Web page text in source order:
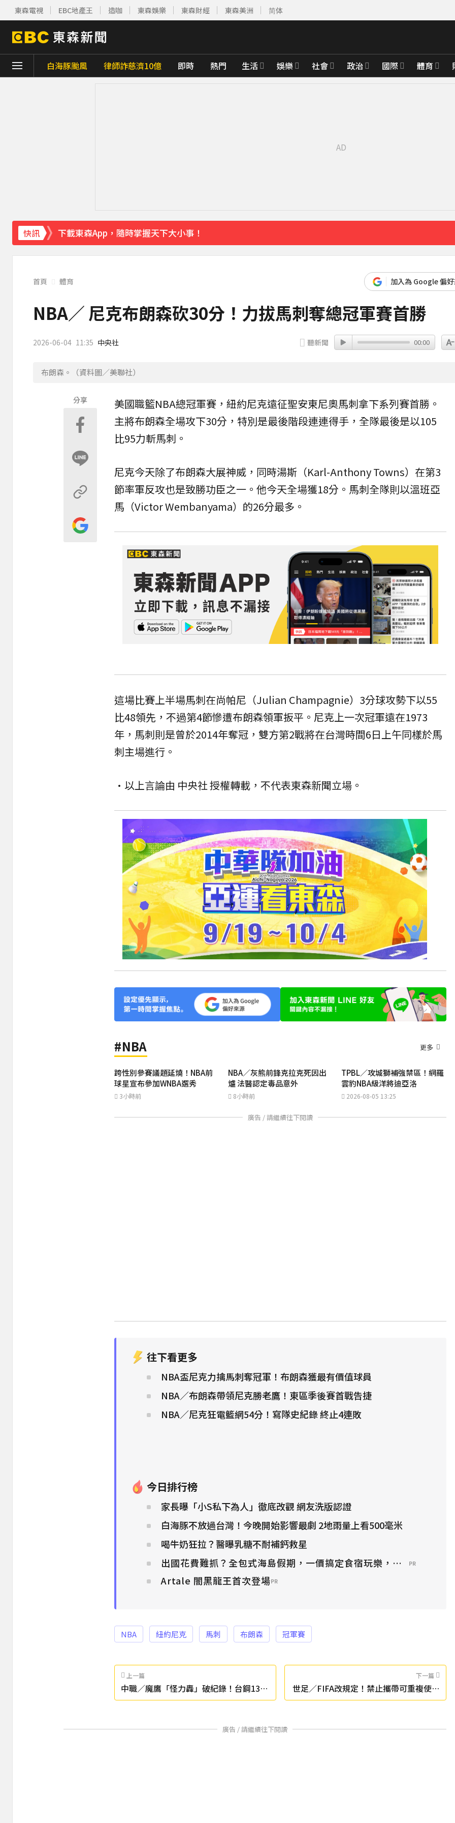
東森電視 EBC地產王 造咖 東森娛樂 東森財經 東森美洲 简体
白海豚颱風 律師詐慈濟10億 即時 熱門 生活 娛樂 社會 政治 國際 體育
快訊
下載東森App，隨時掌握天下大小事！
《理財達人秀》X 安聯投信免費講座報名中！搶先卡位 2027
首頁 體育 加入為 Google 偏
NBA／ 尼克布朗森砍30分！力拔馬刺奪總冠軍賽首勝
2026-06-04 11:35 中央社 聽新聞 00:00
布朗森。（資料圖／美聯社）
分享 美國職籃NBA總冠軍賽 ，紐約尼克遠征聖安東尼奧馬刺拿下系列賽首勝。
主將布朗森全場攻下30分，特別是最後階段連連得手，全隊最後是以105
比95力斬馬刺。
尼克今天除了布朗森大展神威，同時湯斯（Karl-Anthony Towns）在第3
節率軍反攻也是致勝功臣之一。他今天全場獲18分。馬刺全隊則以溫班亞
馬（Victor Wembanyama）的26分最多。
這場比賽上半場馬刺在尚帕尼（Julian Champagnie）3分球攻勢下以55
比48領先，不過第4節慘遭布朗森領軍扳平。尼克上一次冠軍遠在1973
年，馬刺則是曾於2014年奪冠，雙方第2戰將在台灣時間6日上午同樣於馬
刺主場進行。
•以上言論由 中央社 授權轉載，不代表東森新聞立場。
#NBA 更多
跨性別參賽議題延燒！NBA前
球星宣布參加WNBA選秀
3小時前
NBA／灰熊前鋒克拉克死因出
爐 法醫認定毒品意外
8小時前
TPBL／攻城獅補強禁區！網羅
雲豹NBA級洋將迪亞洛
2026-08-05 13:25
廣告 / 請繼續往下閱讀
往下看更多
NBA盃尼克力擒馬刺奪冠軍！布朗森獲最有價值球員
NBA／布朗森帶領尼克勝老鷹！東區季後賽首戰告捷
NBA／尼克狂電籃網54分！寫隊史紀錄 終止4連敗
今日排行榜
家長曝「小S私下為人」徹底改觀 網友洗版認證
白海豚不放過台灣！今晚開始影響最劇 2地雨量上看500毫米
喝牛奶狂拉？醫曝乳糖不耐補鈣救星
出國花費難抓？全包式海島假期，一價搞定食宿玩樂，省錢更省心！
PR
Artale 闇黑龍王首次登場PR
NBA 紐約尼克 馬刺 布朗森 冠軍賽
上一篇
中職／魔鷹「怪力轟」破紀錄！台鋼13：
2大勝富邦
下一篇
世足／FIFA改規定！禁止攜帶可重複使用
水瓶進賽場
廣告 / 請繼續往下閱讀